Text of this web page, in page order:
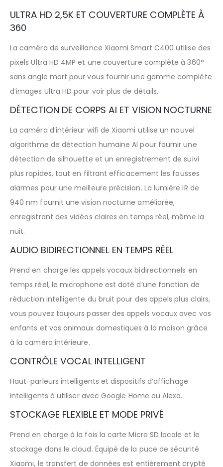
ULTRA HD 2,5K ET COUVERTURE COMPLÈTE À
360
La caméra de surveillance Xiaomi Smart C400 utilise des
pixels Ultra HD 4MP et une couverture complète à 360°
sans angle mort pour vous fournir une gamme complète
d’images Ultra HD pour voir plus de détails.
DÉTECTION DE CORPS AI ET VISION NOCTURNE
La caméra d’intérieur wifi de Xiaomi utilise un nouvel
algorithme de détection humaine AI pour fournir une
détection de silhouette et un enregistrement de suivi
plus rapides, tout en filtrant efficacement les fausses
alarmes pour une meilleure précision. La lumière IR de
940 nm fournit une vision nocturne améliorée,
enregistrant des vidéos claires en temps réel, même la
nuit.
AUDIO BIDIRECTIONNEL EN TEMPS RÉEL
Prend en charge les appels vocaux bidirectionnels en
temps réel, le microphone est doté d’une fonction de
réduction intelligente du bruit pour des appels plus clairs,
vous pouvez toujours passer des appels vocaux avec vos
enfants et vos animaux domestiques à la maison grâce
à la caméra intérieure.
CONTRÔLE VOCAL INTELLIGENT
Haut-parleurs intelligents et dispositifs d’affichage
intelligents à utiliser avec Google Home ou Alexa.
STOCKAGE FLEXIBLE ET MODE PRIVÉ
Prend en charge à la fois la carte Micro SD locale et le
stockage dans le cloud. Équipé de la puce de sécurité
Xiaomi, le transfert de données est entièrement crypté